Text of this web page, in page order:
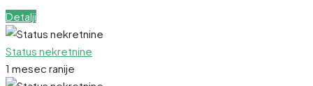
Detalji
Status nekretnine
1 mesec ranije